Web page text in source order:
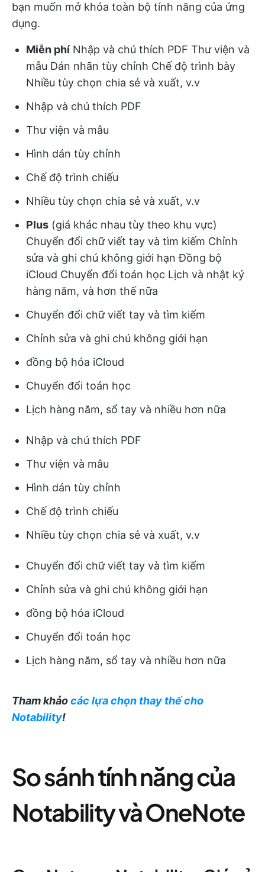
bạn muốn mở khóa toàn bộ tính năng của ứng
dụng.
Miễn phí Nhập và chú thích PDF Thư viện và
mẫu Dán nhãn tùy chỉnh Chế độ trình bày
Nhiều tùy chọn chia sẻ và xuất, v.v
Nhập và chú thích PDF
Thư viện và mẫu
Hình dán tùy chỉnh
Chế độ trình chiếu
Nhiều tùy chọn chia sẻ và xuất, v.v
Plus (giá khác nhau tùy theo khu vực)
Chuyển đổi chữ viết tay và tìm kiếm Chỉnh
sửa và ghi chú không giới hạn Đồng bộ
iCloud Chuyển đổi toán học Lịch và nhật ký
hàng năm, và hơn thế nữa
Chuyển đổi chữ viết tay và tìm kiếm
Chỉnh sửa và ghi chú không giới hạn
đồng bộ hóa iCloud
Chuyển đổi toán học
Lịch hàng năm, sổ tay và nhiều hơn nữa
Nhập và chú thích PDF
Thư viện và mẫu
Hình dán tùy chỉnh
Chế độ trình chiếu
Nhiều tùy chọn chia sẻ và xuất, v.v
Chuyển đổi chữ viết tay và tìm kiếm
Chỉnh sửa và ghi chú không giới hạn
đồng bộ hóa iCloud
Chuyển đổi toán học
Lịch hàng năm, sổ tay và nhiều hơn nữa
Tham khảocác lựa chọn thay thế cho
Notability!
So sánh tính năng của
Notability và OneNote